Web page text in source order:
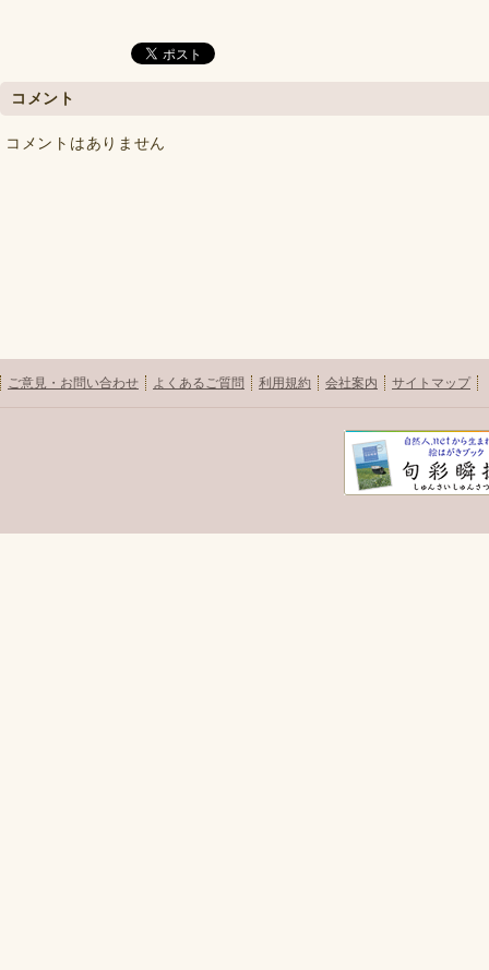
コメント
コメントはありません
ご意見・お問い合わせ よくあるご質問 利用規約 会社案内 サイトマップ